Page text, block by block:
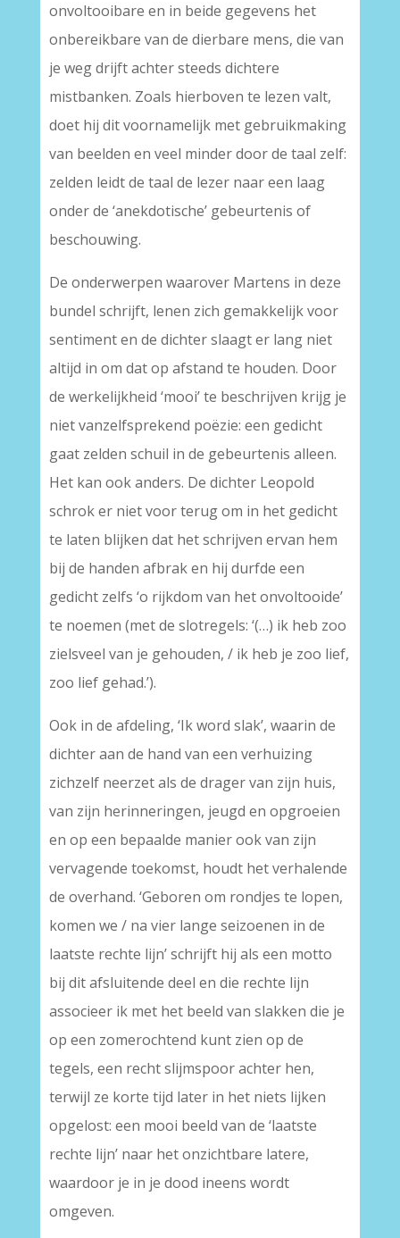
onvoltooibare en in beide gegevens het
onbereikbare van de dierbare mens, die van
je weg drijft achter steeds dichtere
mistbanken. Zoals hierboven te lezen valt,
doet hij dit voornamelijk met gebruikmaking
van beelden en veel minder door de taal zelf:
zelden leidt de taal de lezer naar een laag
onder de ‘anekdotische’ gebeurtenis of
beschouwing.
De onderwerpen waarover Martens in deze
bundel schrijft, lenen zich gemakkelijk voor
sentiment en de dichter slaagt er lang niet
altijd in om dat op afstand te houden. Door
de werkelijkheid ‘mooi’ te beschrijven krijg je
niet vanzelfsprekend poëzie: een gedicht
gaat zelden schuil in de gebeurtenis alleen.
Het kan ook anders. De dichter Leopold
schrok er niet voor terug om in het gedicht
te laten blijken dat het schrijven ervan hem
bij de handen afbrak en hij durfde een
gedicht zelfs ‘o rijkdom van het onvoltooide’
te noemen (met de slotregels: ‘(…) ik heb zoo
zielsveel van je gehouden, / ik heb je zoo lief,
zoo lief gehad.’).
Ook in de afdeling, ‘Ik word slak’, waarin de
dichter aan de hand van een verhuizing
zichzelf neerzet als de drager van zijn huis,
van zijn herinneringen, jeugd en opgroeien
en op een bepaalde manier ook van zijn
vervagende toekomst, houdt het verhalende
de overhand. ‘Geboren om rondjes te lopen,
komen we / na vier lange seizoenen in de
laatste rechte lijn’ schrijft hij als een motto
bij dit afsluitende deel en die rechte lijn
associeer ik met het beeld van slakken die je
op een zomerochtend kunt zien op de
tegels, een recht slijmspoor achter hen,
terwijl ze korte tijd later in het niets lijken
opgelost: een mooi beeld van de ‘laatste
rechte lijn’ naar het onzichtbare latere,
waardoor je in je dood ineens wordt
omgeven.